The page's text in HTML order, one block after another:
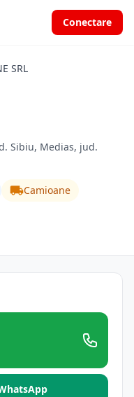
Conectare
SRL
Sibiu, Medias, jud.
Camioane